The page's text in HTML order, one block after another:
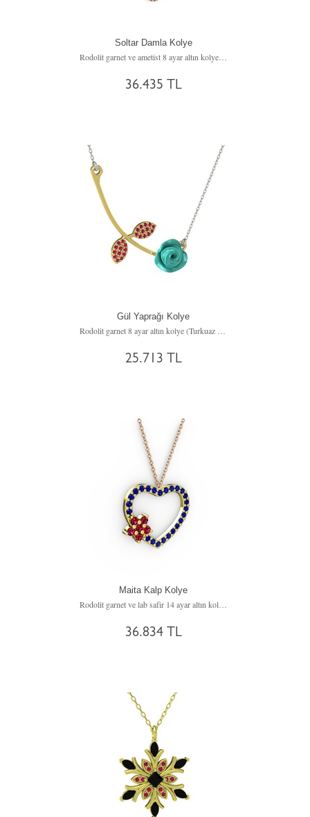
Soltar Damla Kolye
Rodolit garnet ve ametist 8 ayar altın kolye (40 cm beyaz altın rolo zincir)
36.435 TL
Gül Yaprağı Kolye
25.713 TL
Maita Kalp Kolye
Rodolit garnet ve lab safir 14 ayar altın kolye (40 cm rose altın rolo zincir)
36.834 TL